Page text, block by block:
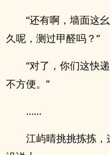
“还有啊，墙面这
久呢，测过甲醛吗？”
“对了，你们这快
不方便。”
……
江屿晴挑挑拣拣